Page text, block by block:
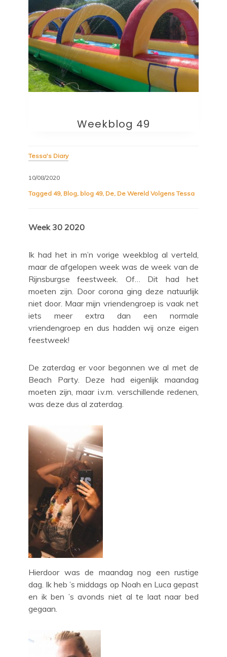
Weekblog 49
Tessa's Diary
10/08/2020
Tagged 49, Blog, blog 49, De, De Wereld Volgens Tessa
Week 30 2020
Ik had het in m’n vorige weekblog al verteld,
maar de afgelopen week was de week van de
Rijnsburgse feestweek. Of… Dit had het
moeten zijn. Door corona ging deze natuurlijk
niet door. Maar mijn vriendengroep is vaak net
iets meer extra dan een normale
vriendengroep en dus hadden wij onze eigen
feestweek!
De zaterdag er voor begonnen we al met de
Beach Party. Deze had eigenlijk maandag
moeten zijn, maar i.v.m. verschillende redenen,
was deze dus al zaterdag.
Hierdoor was de maandag nog een rustige
dag. Ik heb ’s middags op Noah en Luca gepast
en ik ben ’s avonds niet al te laat naar bed
gegaan.